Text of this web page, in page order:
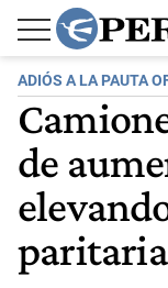
ADIÓS A LA PAUTA
de